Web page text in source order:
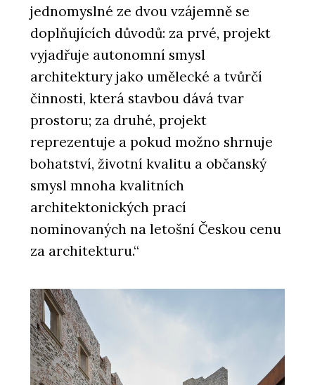
jednomyslné ze dvou vzájemně se
doplňujících důvodů: za prvé, projekt
vyjadřuje autonomní smysl
architektury jako umělecké a tvůrčí
činnosti, která stavbou dává tvar
prostoru; za druhé, projekt
reprezentuje a pokud možno shrnuje
bohatství, životní kvalitu a občanský
smysl mnoha kvalitních
architektonických prací
nominovaných na letošní Českou cenu
za architekturu.“